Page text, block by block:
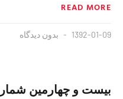
READ MORE
1392-01-09 بدون دیدگاه
بیست و چهارمین